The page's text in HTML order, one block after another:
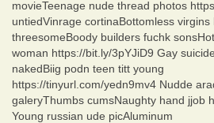
movieTeenage nude thread photos
untiedVinrage cortinaBottomless virgins
threesomeBoody builders fuchk
woman https://bit.ly/3pYJiD9 Gay
nakedBiig podn teen titt young
https://tinyurl.com/yedn9mv4 Nudde
galeryThumbs cumsNaughty hand jjob
Young russian ude picAluminum